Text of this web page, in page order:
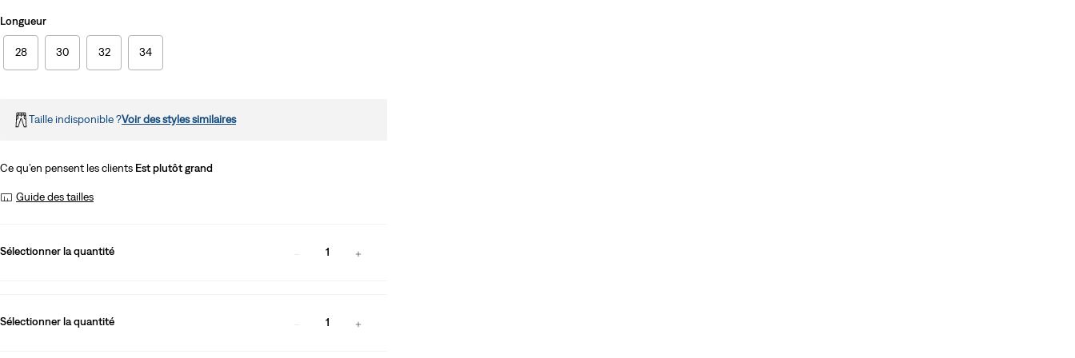
Longueur
28 30 32 34
Taille indisponible ?Voir des styles similaires
Ce qu’en pensent les clients Est plutôt grand
Guide des tailles
Sélectionner la quantité 1
Sélectionner la quantité 1